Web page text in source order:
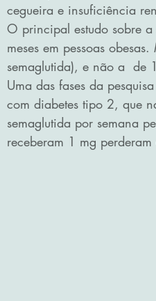
cegueira e insuficiência
O principal estudo sobre
meses em pessoas
semaglutida), e não a  de
Uma das fases da
com diabetes tipo 2, que
semaglutida por semana
receberam 1 mg